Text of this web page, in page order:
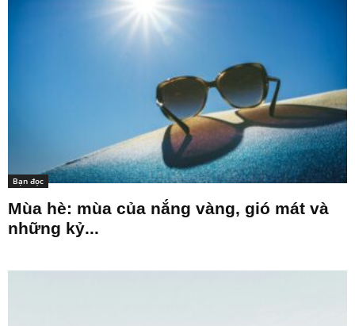
Bạn đọc
Mùa hè: mùa của nắng vàng, gió mát và
những kỷ...